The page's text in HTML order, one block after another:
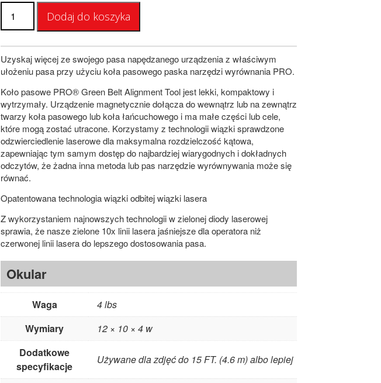
ilość
Bloczek
PRO
Zielony
Dodaj do koszyka
Uzyskaj więcej ze swojego pasa napędzanego urządzenia z właściwym
ułożeniu pasa przy użyciu koła pasowego paska narzędzi wyrównania PRO.
Koło pasowe PRO® Green Belt Alignment Tool jest lekki, kompaktowy i
wytrzymały. Urządzenie magnetycznie dołącza do wewnątrz lub na zewnątrz
twarzy koła pasowego lub koła łańcuchowego i ma małe części lub cele,
które mogą zostać utracone. Korzystamy z technologii wiązki sprawdzone
odzwierciedlenie laserowe dla maksymalna rozdzielczość kątowa,
zapewniając tym samym dostęp do najbardziej wiarygodnych i dokładnych
odczytów, że żadna inna metoda lub pas narzędzie wyrównywania może się
równać.
Opatentowana technologia wiązki odbitej wiązki lasera
Z wykorzystaniem najnowszych technologii w zielonej diody laserowej
sprawia, że ​​nasze zielone 10x linii lasera jaśniejsze dla operatora niż
czerwonej linii lasera do lepszego dostosowania pasa.
Okular
Waga
4 lbs
Wymiary
12 × 10 × 4 w
Dodatkowe
specyfikacje
Używane dla zdjęć do 15 FT. (4.6 m) albo lepiej